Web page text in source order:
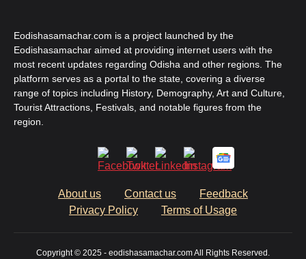
Eodishasamachar.com is a project launched by the
Eodishasamachar aimed at providing internet users with the
most recent updates regarding Odisha and other regions. The
platform serves as a portal to the state, covering a diverse
range of topics including History, Demography, Art and Culture,
Tourist Attractions, Festivals, and notable figures from the
region.
About us Contact us
Feedback
Privacy Policy
Terms of Usage
Copyright © 2025 - eodishasamachar.com All Rights Reserved.